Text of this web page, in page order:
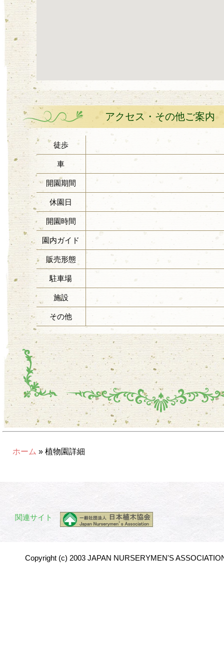
アクセス・その他ご案内
徒歩
車
開園期間
休園日
開園時間
園内ガイド
販売形態
駐車場
施設
その他
ホーム » 植物園詳細
関連サイト
Copyright (c) 2003 JAPAN NURSERYMEN'S